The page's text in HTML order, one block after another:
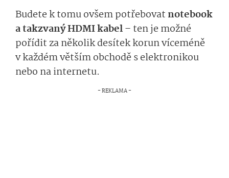
Budete k tomu ovšem potřebovat notebook
a takzvaný HDMI kabel– ten je možné
pořídit za několik desítek korun víceméně
v každém větším obchodě s elektronikou
nebo na internetu.